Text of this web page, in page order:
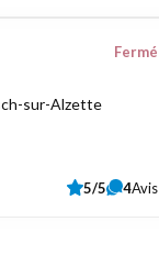
sur-Alzette
Fermé
5/5 4Avis